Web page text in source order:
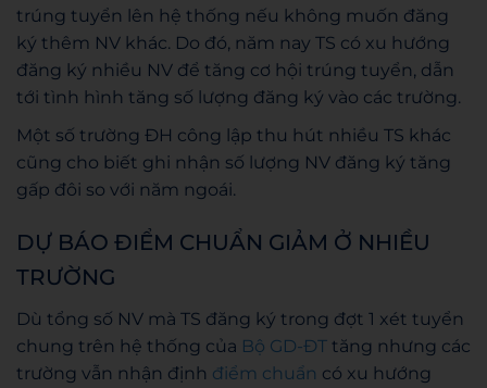
trúng tuyển lên hệ thống nếu không muốn đăng
ký thêm NV khác. Do đó, năm nay TS có xu hướng
đăng ký nhiều NV để tăng cơ hội trúng tuyển, dẫn
tới tình hình tăng số lượng đăng ký vào các trường.
Một số trường ĐH công lập thu hút nhiều TS khác
cũng cho biết ghi nhận số lượng NV đăng ký tăng
gấp đôi so với năm ngoái.
DỰ BÁO ĐIỂM CHUẨN GIẢM Ở NHIỀU
TRƯỜNG
Dù tổng số NV mà TS đăng ký trong đợt 1 xét tuyển
chung trên hệ thống của Bộ GD-ĐT tăng nhưng các
trường vẫn nhận định điểm chuẩn có xu hướng